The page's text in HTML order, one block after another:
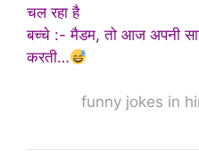
चल रहा है
बच्चे :- मैडम, तो आज अपनी
करती…
funny jokes in